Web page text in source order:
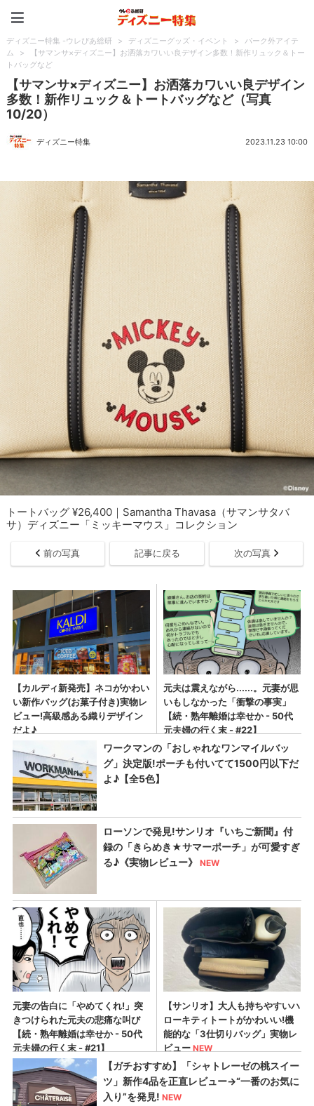
ディズニー特集 -ウレぴあ総研 > ディズニーグッズ・イベント >
パーク外アイテ
ム
>
【サマンサ×ディズニー】お洒落カワいい良デザイン多数！新作リュック＆トー
トバッグなど
【サマンサ×ディズニー】お洒落カワいい良デザイン
多数！新作リュック＆トートバッグなど（写真
10/20）
ディズニー特集 2023.11.23 10:00
トートバッグ ¥26,400｜Samantha Thavasa（サマンサタバ
サ）ディズニー「ミッキーマウス」コレクション
前の写真 記事に戻る 次の写真